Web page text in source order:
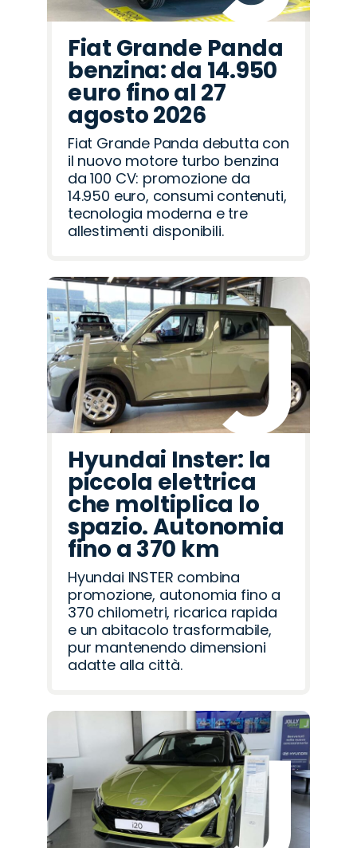
Fiat Grande Panda
benzina: da 14.950
euro fino al 27
agosto 2026
Fiat Grande Panda debutta con
il nuovo motore turbo benzina
da 100 CV: promozione da
14.950 euro, consumi contenuti,
tecnologia moderna e tre
allestimenti disponibili.
Hyundai Inster: la
piccola elettrica
che moltiplica lo
spazio. Autonomia
fino a 370 km
Hyundai INSTER combina
promozione, autonomia fino a
370 chilometri, ricarica rapida
e un abitacolo trasformabile,
pur mantenendo dimensioni
adatte alla città.